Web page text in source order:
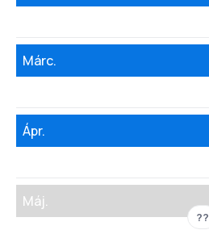
Márc.
Ápr.
Máj.
??